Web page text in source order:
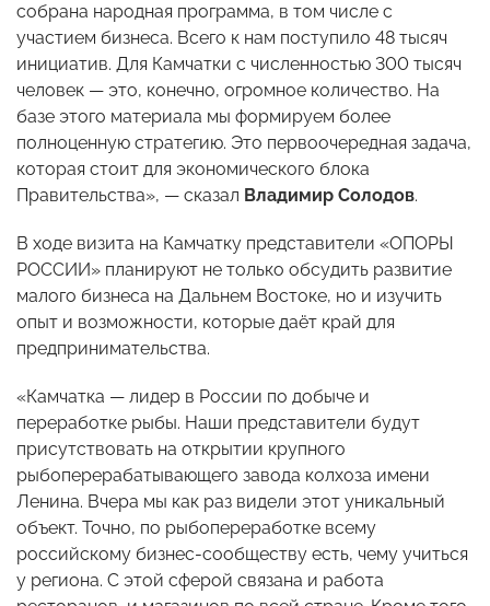
собрана народная программа, в том числе с
участием бизнеса. Всего к нам поступило 48 тысяч
инициатив. Для Камчатки с численностью 300 тысяч
человек — это, конечно, огромное количество. На
базе этого материала мы формируем более
полноценную стратегию. Это первоочередная задача,
которая стоит для экономического блока
Правительства», — сказал Владимир Солодов.
В ходе визита на Камчатку представители «ОПОРЫ
РОССИИ» планируют не только обсудить развитие
малого бизнеса на Дальнем Востоке, но и изучить
опыт и возможности, которые даёт край для
предпринимательства.
«Камчатка — лидер в России по добыче и
переработке рыбы. Наши представители будут
присутствовать на открытии крупного
рыбоперерабатывающего завода колхоза имени
Ленина. Вчера мы как раз видели этот уникальный
объект. Точно, по рыбопереработке всему
российскому бизнес-сообществу есть, чему учиться
у региона. С этой сферой связана и работа